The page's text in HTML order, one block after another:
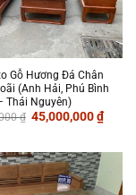
Gỗ Hương Đá Chân
(Anh Hải, Phú Bình
Thái Nguyên)
₫ Giá
gốc
48,000,000 ₫.
45,000,000₫Giá
hiện
là: